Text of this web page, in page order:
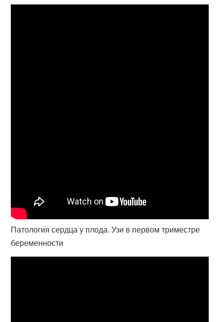
Патология сердца у плода. Узи в первом триместре
беременности